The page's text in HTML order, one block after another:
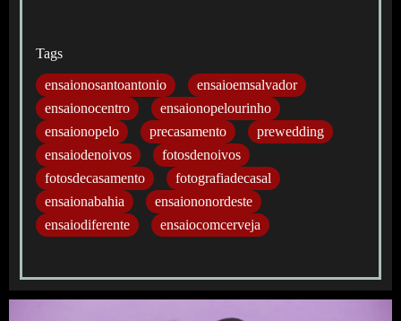
Tags
ensaionosantoantonio
ensaioemsalvador
ensaionocentro
ensaionopelourinho
ensaionopelo
precasamento
prewedding
ensaiodenoivos
fotosdenoivos
fotosdecasamento
fotografiadecasal
ensaionabahia
ensaiononordeste
ensaiodiferente
ensaiocomcerveja